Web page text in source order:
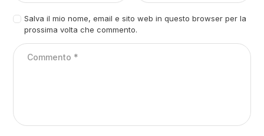
Salva il mio nome, email e sito web in questo browser per la
prossima volta che commento.